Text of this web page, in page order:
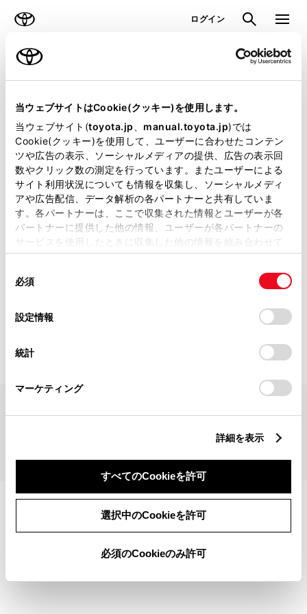
当ウェブサイトはCookie(クッキー)を使用します。
当ウェブサイト(toyota.jp manual.toyota.jp)では
Cookie(クッキー)を使用して、ユーザーに合わせたコンテン
ツや広告の表示、ソーシャルメディアの提供、広告の表示回
数やクリック数の測定を行っています。またユーザーによる
サイト利用状況についても情報を収集し、ソーシャルメディ
アや広告配信、データ解析の各パートナーと共有していま
す。各パートナーは、ここで収集された情報とユーザーが各
パートナーに提供した他の情報、ユーザーが各パートナーの
サービスを使用したときに収集した他の情報を組み合わせて
使用することがあります。当ウェブサイトの使用を続行する
デバイスにすべてのCookie(クッキー)が保存されることに同
意したことになります。Cookie(クッキー)のオプトアウト、
設定の変更、同意を撤回したりするにあたっては、当社の
「Cookie（クッキー）情報の取り扱いについて
」をご覧くだ
必須
設定情報
統計
マーケティング
詳細を表示
すべてのCookieを許可
選択中のCookieを許可
必須のCookieのみ許可
ログイン 検索 メニュ
ラインアップ トピックス
見積りシミュレーション
見積りシミュレーションのデータが
正常に取得できませんでした。
詳しくは販売店までお問合せくださ
い。
（2-31-4）
見積りシミュレーショントップへ
TOYOTAアカウント利用規約反社会的勢力に対する基本方針企業情報
©1995-2026 TOYOTA MOTOR CORPORATION. ALL RIGHTS RESERVED.